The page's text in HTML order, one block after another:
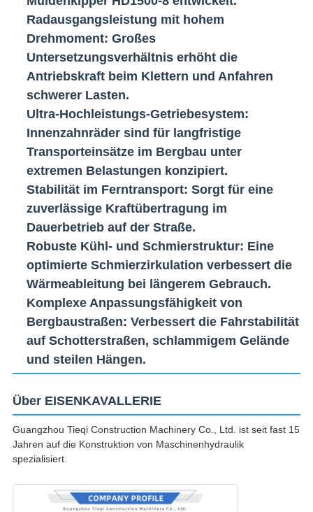
Radausgangsleistung mit hohem
Drehmoment: Großes
Untersetzungsverhältnis erhöht die
Antriebskraft beim Klettern und Anfahren
schwerer Lasten.
Ultra-Hochleistungs-Getriebesystem:
Innenzahnräder sind für langfristige
Transporteinsätze im Bergbau unter
extremen Belastungen konzipiert.
Stabilität im Ferntransport: Sorgt für eine
zuverlässige Kraftübertragung im
Dauerbetrieb auf der Straße.
Robuste Kühl- und Schmierstruktur: Eine
optimierte Schmierzirkulation verbessert die
Wärmeableitung bei längerem Gebrauch.
Komplexe Anpassungsfähigkeit von
Bergbaustraßen: Verbessert die Fahrstabilität
auf Schotterstraßen, schlammigem Gelände
und steilen Hängen.
Über EISENKAVALLERIE
Guangzhou Tieqi Construction Machinery Co., Ltd. ist seit fast 15
Jahren auf die Konstruktion von Maschinenhydraulik
spezialisiert.